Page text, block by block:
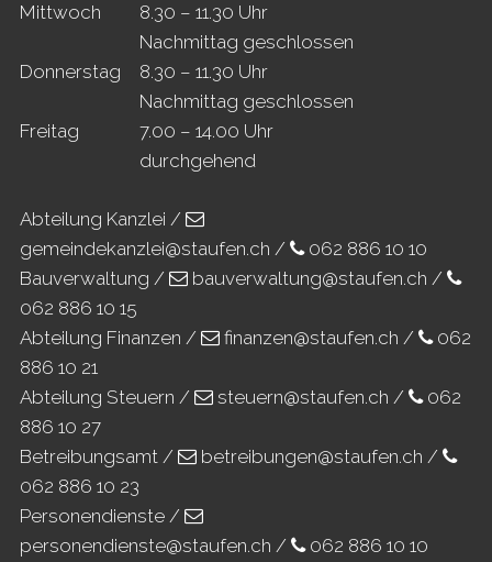
Mittwoch
8.30 – 11.30 Uhr
Nachmittag geschlossen
Donnerstag
8.30 – 11.30 Uhr
Nachmittag geschlossen
Freitag
7.00 – 14.00 Uhr
durchgehend
Abteilung Kanzlei /
gemeindekanzlei@staufen.ch /
062 886 10 10
Bauverwaltung /
bauverwaltung@staufen.ch /
062 886 10 15
Abteilung Finanzen /
finanzen@staufen.ch /
062
886 10 21
Abteilung Steuern /
steuern@staufen.ch /
062
886 10 27
Betreibungsamt /
betreibungen@staufen.ch /
062 886 10 23
Personendienste /
personendienste@staufen.ch /
062 886 10 10